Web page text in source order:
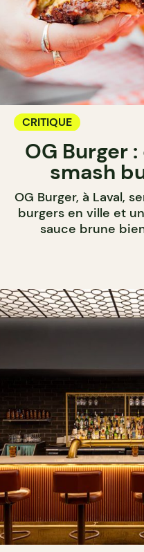
CRITIQUE
OG Burger
smash
OG Burger, à Laval,
burgers en ville et
sauce brune